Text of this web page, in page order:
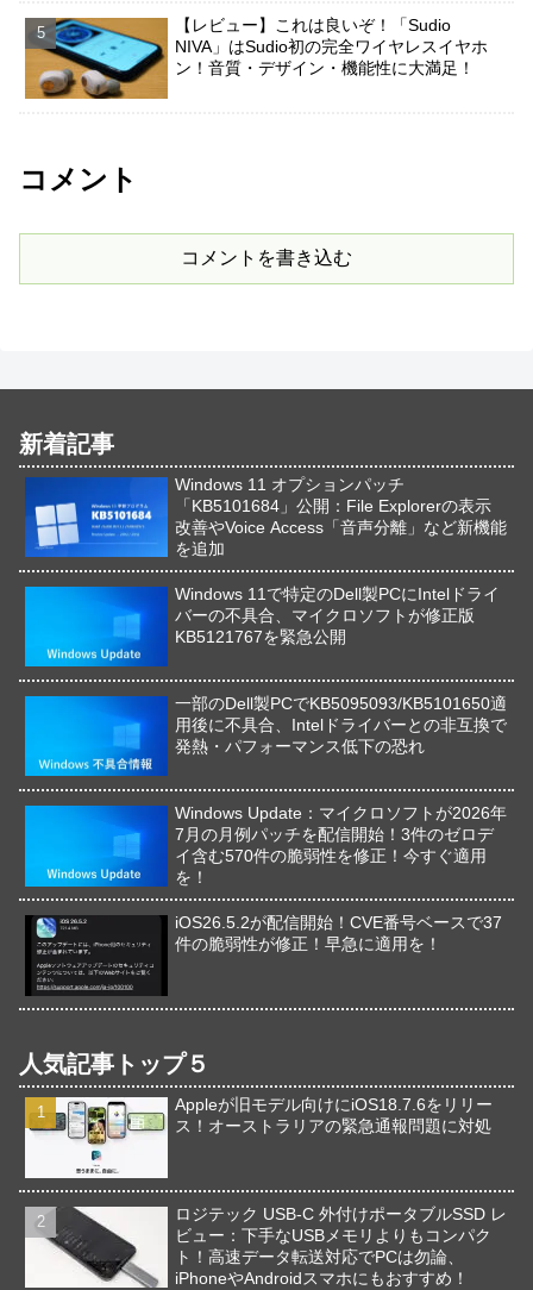
【レビュー】これは良いぞ！「Sudio
NIVA」はSudio初の完全ワイヤレスイヤホ
ン！音質・デザイン・機能性に大満足！
コメント
コメントを書き込む
新着記事
Windows 11 オプションパッチ
「KB5101684」公開：File Explorerの表示
改善やVoice Access「音声分離」など新機能
を追加
Windows 11で特定のDell製PCにIntelドライ
バーの不具合、マイクロソフトが修正版
KB5121767を緊急公開
一部のDell製PCでKB5095093/KB5101650適
用後に不具合、Intelドライバーとの非互換で
発熱・パフォーマンス低下の恐れ
Windows Update：マイクロソフトが2026年
7月の月例パッチを配信開始！3件のゼロデ
イ含む570件の脆弱性を修正！今すぐ適用
を！
iOS26.5.2が配信開始！CVE番号ベースで37
件の脆弱性が修正！早急に適用を！
人気記事トップ５
Appleが旧モデル向けにiOS18.7.6をリリー
ス！オーストラリアの緊急通報問題に対処
ロジテック USB-C 外付けポータブルSSD レ
ビュー：下手なUSBメモリよりもコンパク
ト！高速データ転送対応でPCは勿論、
iPhoneやAndroidスマホにもおすすめ！